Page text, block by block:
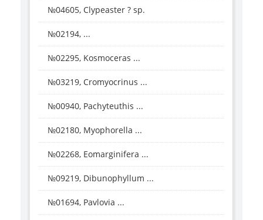
№04605, Clypeaster ? sp.
№02194, ...
№02295, Kosmoceras ...
№03219, Cromyocrinus ...
№00940, Pachyteuthis ...
№02180, Myophorella ...
№02268, Eomarginifera ...
№09219, Dibunophyllum ...
№01694, Pavlovia ...